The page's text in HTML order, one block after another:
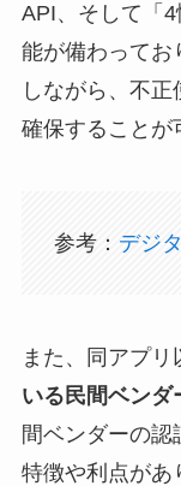
API、そして「
能が備わってお
しながら、不
確保することが
参考： デジ
また、同アプリ
いる民間ベンダ
間ベンダーの
特徴や利点があ